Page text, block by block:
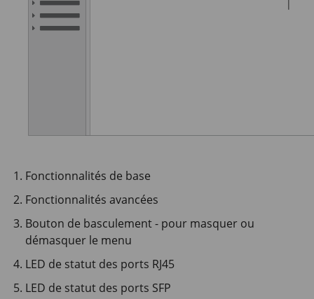
Fonctionnalités de base
Fonctionnalités avancées
Bouton de basculement - pour masquer ou
démasquer le menu
LED de statut des ports RJ45
LED de statut des ports SFP